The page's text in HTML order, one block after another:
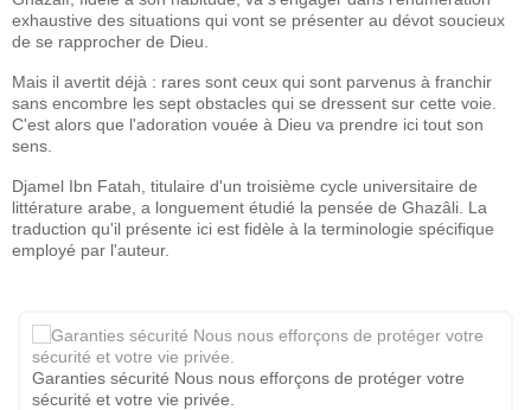
exhaustive des situations qui vont se présenter au dévot soucieux
de se rapprocher de Dieu.
Mais il avertit déjà : rares sont ceux qui sont parvenus à franchir
sans encombre les sept obstacles qui se dressent sur cette voie.
C'est alors que l'adoration vouée à Dieu va prendre ici tout son
sens.
Djamel Ibn Fatah, titulaire d'un troisième cycle universitaire de
littérature arabe, a longuement étudié la pensée de Ghazâli. La
traduction qu'il présente ici est fidèle à la terminologie spécifique
employé par l'auteur.
Garanties sécurité Nous nous efforçons de protéger votre
sécurité et votre vie privée.